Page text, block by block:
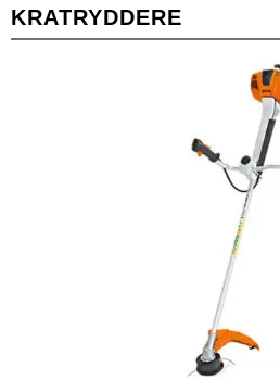
KRATRYDDERE